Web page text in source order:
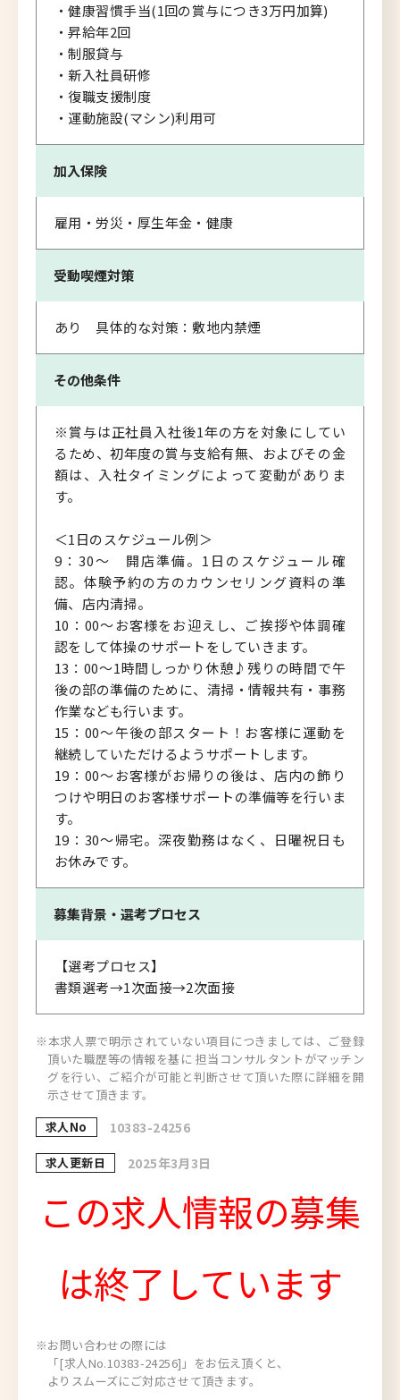
・健康習慣手当(1回の賞与につき3万円加算)
・昇給年2回
・制服貸与
・新入社員研修
・復職支援制度
・運動施設(マシン)利用可
加入保険
雇用・労災・厚生年金・健康
受動喫煙対策
あり 具体的な対策：敷地内禁煙
その他条件
※賞与は正社員入社後1年の方を対象にしてい
るため、初年度の賞与支給有無、およびその金
額は、入社タイミングによって変動がありま
す。
＜1日のスケジュール例＞
9：30～ 開店準備。1日のスケジュール確
認。体験予約の方のカウンセリング資料の準
備、店内清掃。
10：00～お客様をお迎えし、ご挨拶や体調確
認をして体操のサポートをしていきます。
13：00～1時間しっかり休憩♪残りの時間で午
後の部の準備のために、清掃・情報共有・事務
作業なども行います。
15：00～午後の部スタート！お客様に運動を
継続していただけるようサポートします。
19：00～お客様がお帰りの後は、店内の飾り
つけや明日のお客様サポートの準備等を行いま
す。
19：30～帰宅。深夜勤務はなく、日曜祝日も
お休みです。
募集背景・ 選考プロセス
【選考プロセス】
書類選考→1次面接→2次面接
※本求人票で明示されていない項目につきましては、ご登録
頂いた職歴等の情報を基に 担当コンサルタントがマッチン
グを行い、ご紹介が可能と判断させて頂いた際に詳細を開
示させて頂きます。
求人No
10383-24256
求人更新日 2025年3月3日
この求人情報の募集
は終了しています
※お問い合わせの際には
「[求人No.10383-24256]」をお伝え頂くと、
よりスムーズにご対応させて頂きます。